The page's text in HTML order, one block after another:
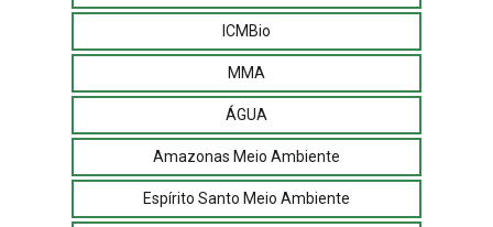
ICMBio
MMA
ÁGUA
Amazonas Meio Ambiente
Espírito Santo Meio Ambiente